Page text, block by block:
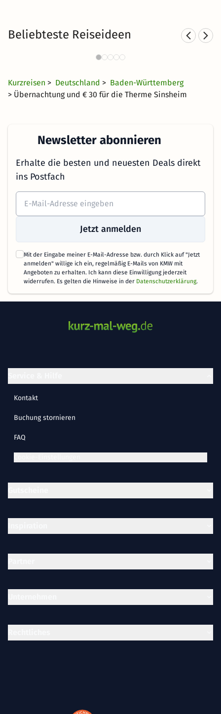
Beliebteste Reiseideen
Familienurlaub in Baden-
Kurzreisen > Deutschland > Baden-Württemberg
> Übernachtung und € 30 für die Therme Sinsheim
Newsletter abonnieren
Erhalte die besten und neuesten Deals direkt
ins Postfach
Jetzt anmelden
Mit der Eingabe meiner E-Mail-Adresse bzw. durch Klick auf "Jetzt
anmelden" willige ich ein, regelmäßig E-Mails von KMW mit
Angeboten zu erhalten. Ich kann diese Einwilligung jederzeit
widerrufen. Es gelten die Hinweise in der Datenschutzerklärung.
Kontakt
Buchung stornieren
FAQ